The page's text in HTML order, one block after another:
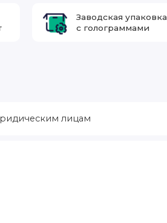
Заводская упаковка
с голограммами
лицам